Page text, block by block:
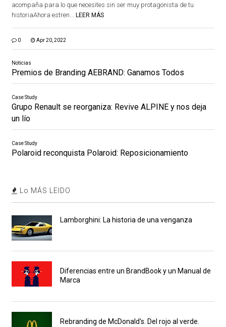
acompaña para lo que necesites sin ser muy protagonista de tu
historiaAhora estren...
LEER MÁS
0 Apr 20, 2022
Noticias
Premios de Branding AEBRAND: Ganamos Todos
Case Study
Grupo Renault se reorganiza: Revive ALPINE y nos deja
un lío
Case Study
Polaroid reconquista Polaroid: Reposicionamiento
Lo MÁS LEIDO
Lamborghini: La historia de una venganza
Diferencias entre un BrandBook y un Manual de
Marca
Rebranding de McDonald's. Del rojo al verde.